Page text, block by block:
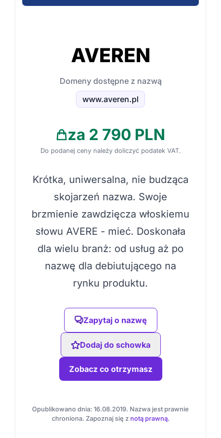
AVEREN
Domeny dostępne z nazwą
www.averen.pl
za 2 790 PLN
Do podanej ceny należy doliczyć podatek VAT.
Krótka, uniwersalna, nie budząca
skojarzeń nazwa. Swoje
brzmienie zawdzięcza włoskiemu
słowu AVERE - mieć. Doskonała
dla wielu branż: od usług aż po
nazwę dla debiutującego na
rynku produktu.
Zapytaj o nazwę
Dodaj do schowka
Zobacz co otrzymasz
Opublikowano dnia: 16.08.2019. Nazwa jest prawnie
chroniona. Zapoznaj się z notą prawną.